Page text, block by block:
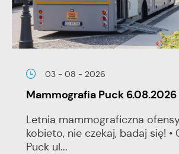
03 - 08 - 2026
Mammografia Puck 6.08.2026
Letnia mammograficzna
kobieto, nie czekaj, badaj się! •
Puck ul...